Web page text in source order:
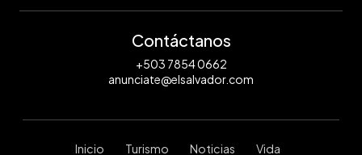
Contáctanos
+503 7854 0662
anunciate@elsalvador.com
Inicio Turismo Noticias Vida